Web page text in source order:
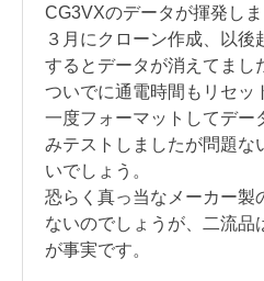
CG3VXのデータが揮発しま
３月にクローン作成、以後
するとデータが消えてまし
ついでに通電時間もリセッ
一度フォーマットしてデー
みテストしましたが問題な
いでしょう。
恐らく真っ当なメーカー製
ないのでしょうが、二流品
が事実です。